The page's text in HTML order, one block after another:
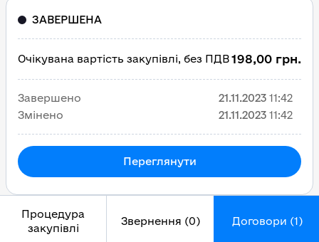
Процедура
закупівлі
Звернення (0) Договори (1)
ЗАВЕРШЕНА
Очікувана вартість закупівлі, без ПДВ198,00 грн.
Завершено 21.11.2023 11:42
Змінено
21.11.2023 11:42
Переглянути